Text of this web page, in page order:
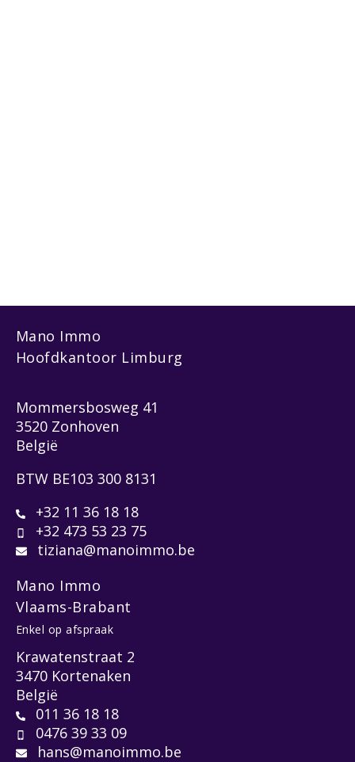
Mano Immo
Hoofdkantoor Limburg
Mommersbosweg 41
3520 Zonhoven
België
BTW BE103 300 8131
+32 11 36 18 18
+32 473 53 23 75
tiziana@manoimmo.be
Mano Immo
Vlaams-Brabant
Enkel op afspraak
Krawatenstraat 2
3470 Kortenaken
België
011 36 18 18
0476 39 33 09
hans@manoimmo.be